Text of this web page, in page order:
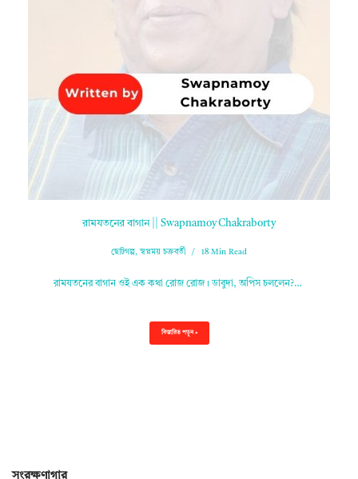
রামযতনের বাগান || Swapnamoy Chakraborty
ছোটগল্প,স্বপ্নময় চক্রবর্তী 18 Min Read
রামযতনের বাগান ওই এক কথা রোজ রোজ। ডাবুদা, অপিস চললেন?…
বিস্তারিত পড়ুন »
সংরক্ষণাগার